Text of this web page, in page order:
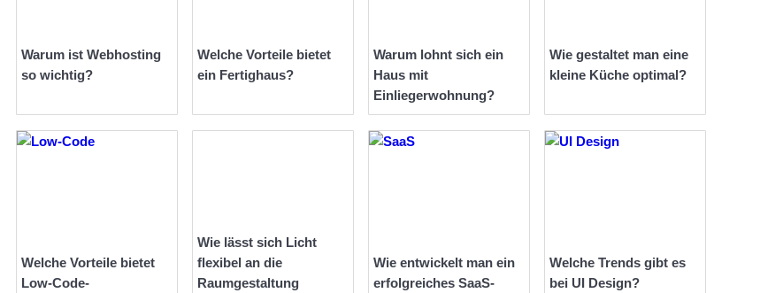
Warum ist Webhosting
so wichtig?
Welche Vorteile bietet
ein Fertighaus?
Warum lohnt sich ein
Haus mit
Einliegerwohnung?
Wie gestaltet man eine
kleine Küche optimal?
Welche Vorteile bietet
Low-Code-
Wie lässt sich Licht
flexibel an die
Raumgestaltung
Wie entwickelt man ein
erfolgreiches SaaS-
Welche Trends gibt es
bei UI Design?